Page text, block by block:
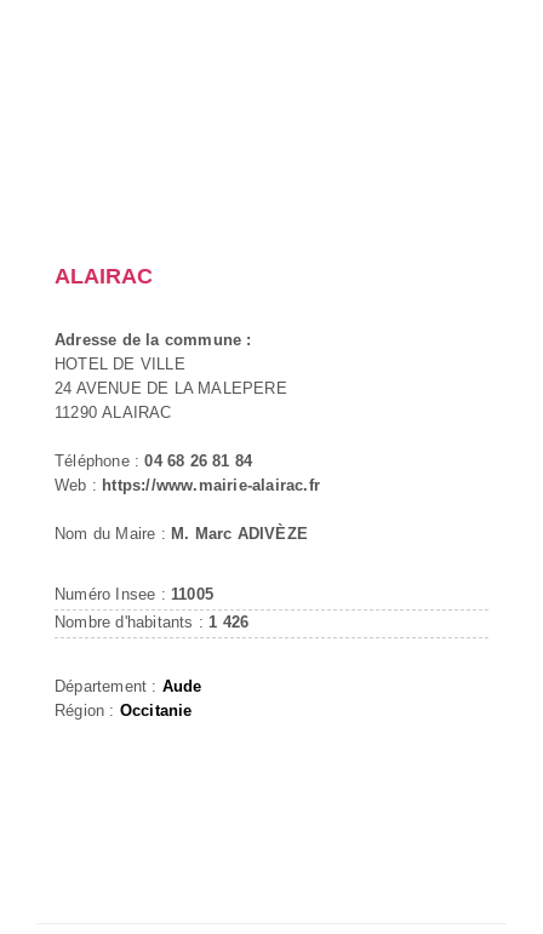
ALAIRAC
Adresse de la commune :
HOTEL DE VILLE
24 AVENUE DE LA MALEPERE
11290 ALAIRAC
Téléphone :04 68 26 81 84
Web : https://www.mairie-alairac.fr
Nom du Maire : M. Marc ADIVÈZE
Numéro Insee : 11005
Nombre d'habitants : 1 426
Département : Aude
Région : Occitanie